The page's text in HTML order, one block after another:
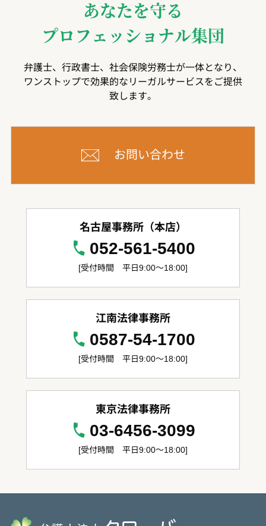
あなたを守る
プロフェッショナル集団
弁護士、行政書士、社会保険労務士が一体となり、
ワンストップで効果的なリーガルサービスをご提供
致します。
お問い合わせ
名古屋事務所（本店）
052-561-5400
[受付時間 平日9:00～18:00]
江南法律事務所
0587-54-1700
[受付時間 平日9:00～18:00]
東京法律事務所
03-6456-3099
[受付時間 平日9:00～18:00]